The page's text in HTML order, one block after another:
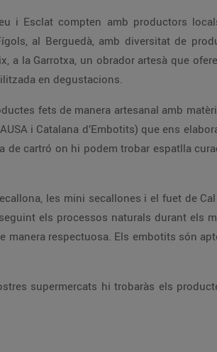
i Esclat compten amb productors
al Berguedà, amb diversitat de
a la Garrotxa, un obrador artesà que
en degustacions.
fets de manera artesanal amb
i Catalana d’Embotits) que ens
cartró on hi podem trobar espatlla
les mini secallones i el fuet de
els processos naturals durant els
respectuosa. Els embotits són
supermercats hi trobaràs els